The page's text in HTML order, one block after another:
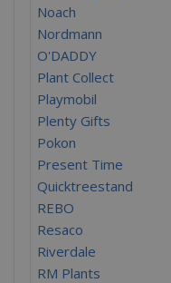
Noach
Nordmann
O'DADDY
Plant Collect
Playmobil
Plenty Gifts
Pokon
Present Time
Quicktreestand
REBO
Resaco
Riverdale
RM Plants